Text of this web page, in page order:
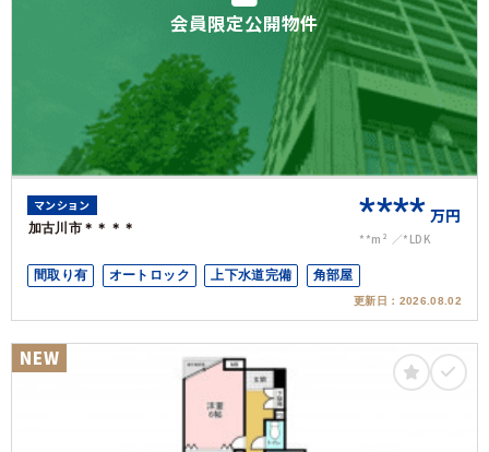
会員限定公開物件
マンション
加古川市＊＊＊＊ **** 万円
**m² *LDK
間取り有 オートロック 上下水道完備 角部屋
更新日： 2026.08.02
NEW